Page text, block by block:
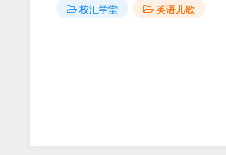
校汇学堂 英语儿歌